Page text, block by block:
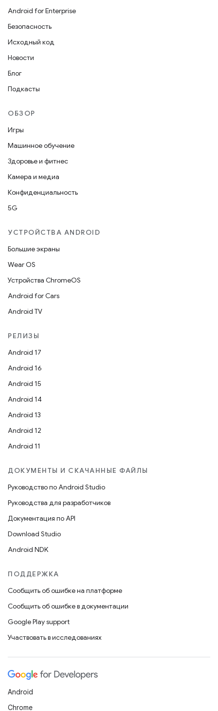
Android for Enterprise
Безопасность
Исходный код
Новости
Блог
Подкасты
ОБЗОР
Игры
Машинное обучение
Здоровье и фитнес
Камера и медиа
Конфиденциальность
5G
УСТРОЙСТВА ANDROID
Большие экраны
Wear OS
Устройства ChromeOS
Android for Cars
Android TV
РЕЛИЗЫ
Android 17
Android 16
Android 15
Android 14
Android 13
Android 12
Android 11
ДОКУМЕНТЫ И СКАЧАННЫЕ ФАЙЛЫ
Руководство по Android Studio
Руководства для разработчиков
Документация по API
Download Studio
Android NDK
ПОДДЕРЖКА
Сообщить об ошибке на платформе
Сообщить об ошибке в документации
Google Play support
Участвовать в исследованиях
Android
Chrome